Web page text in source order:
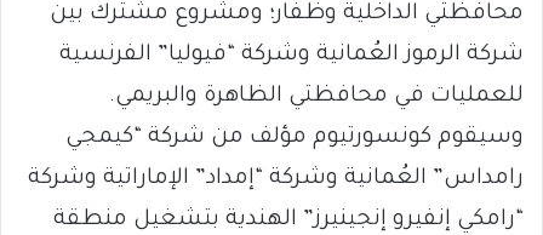
محافظتي الداخلية وظفار؛ ومشروع مشترك بين
شركة الرموز العُمانية وشركة “فيوليا” الفرنسية
للعمليات في محافظتي الظاهرة والبريمي.
وسيقوم كونسورتيوم مؤلف من شركة “كيمجي
رامداس” العُمانية وشركة “إمداد” الإماراتية وشركة
“رامكي إنفيرو إنجينيرز” الهندية بتشغيل منطقة